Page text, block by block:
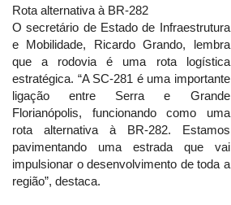
Rota alternativa à BR-282
O secretário de Estado de Infraestrutura
e Mobilidade, Ricardo Grando, lembra
que a rodovia é uma rota logística
estratégica. “A SC-281 é uma importante
ligação entre Serra e Grande
Florianópolis, funcionando como uma
rota alternativa à BR-282. Estamos
pavimentando uma estrada que vai
impulsionar o desenvolvimento de toda a
região”, destaca.